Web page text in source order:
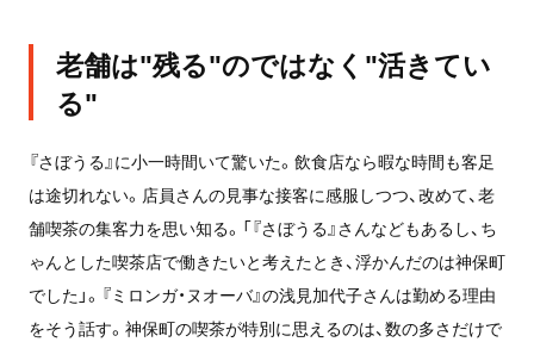
老舗は"残る"のではなく"活きてい
る"
『さぼうる』に小一時間いて驚いた。飲食店なら暇な時間も客足
は途切れない。店員さんの見事な接客に感服しつつ、改めて、老
舗喫茶の集客力を思い知る。「『さぼうる』さんなどもあるし、ち
ゃんとした喫茶店で働きたいと考えたとき、浮かんだのは神保町
でした」。『ミロンガ・ヌオーバ』の浅見加代子さんは勤める理由
をそう話す。神保町の喫茶が特別に思えるのは、数の多さだけで